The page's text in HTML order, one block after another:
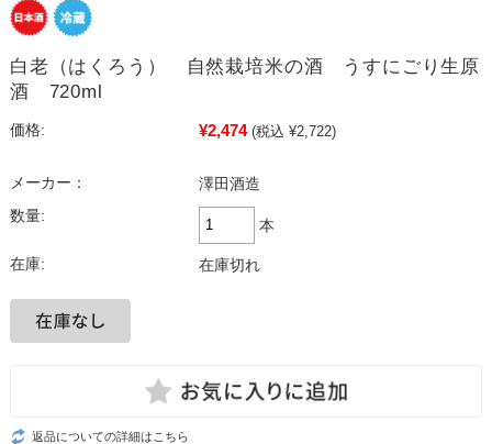
白老（はくろう） 自然栽培米の酒 うすにごり生原
酒 720ml
価格: ¥2,474 (税込 ¥2,722)
メーカー：
澤田酒造
数量:
本
在庫: 在庫切れ
返品についての詳細はこちら